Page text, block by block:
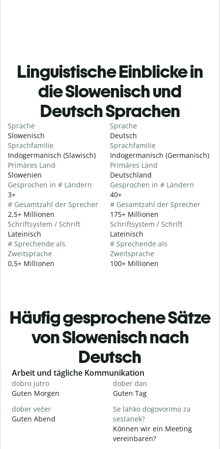
Linguistische Einblicke in
die Slowenisch und
Deutsch Sprachen
Sprache
Slowenisch
Sprachfamilie
Indogermanisch (Slawisch)
Primäres Land
Slowenien
Gesprochen in # Ländern
3+
# Gesamtzahl der Sprecher
2,5+ Millionen
Schriftsystem / Schrift
Lateinisch
# Sprechende als
Zweitsprache
0,5+ Millionen
Sprache
Deutsch
Sprachfamilie
Indogermanisch (Germanisch)
Primäres Land
Deutschland
Gesprochen in # Ländern
40+
# Gesamtzahl der Sprecher
175+ Millionen
Schriftsystem / Schrift
Lateinisch
# Sprechende als
Zweitsprache
100+ Millionen
Häufig gesprochene Sätze
von Slowenisch nach
Deutsch
Slide 1 of 6
Arbeit und tägliche Kommunikation
dobro jutro
Guten Morgen
dober dan
Guten Tag
dober večer
Guten Abend
Se lahko dogovorimo za
sestanek?
Können wir ein Meeting
vereinbaren?